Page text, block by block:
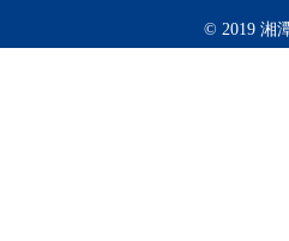
© 2019 湘